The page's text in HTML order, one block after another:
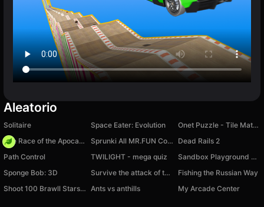
Aleatorio
Solitaire Space Eater: Evolution
Onet Puzzle - Tile Match Game
The Race of the Apocalypse: Crush the Zombies!
Sprunki All MR.FUN Computers
Dead Rails 2
Path Control
TWILIGHT - mega quiz
Sandbox Playground 3D
Sponge Bob: 3D
Survive the attack of the Brainrots 3d Shooter
Fishing the Russian Way
Shoot 100 Brawll Starsik. Sounds from memes. Ants vs anthills My Arcade Center